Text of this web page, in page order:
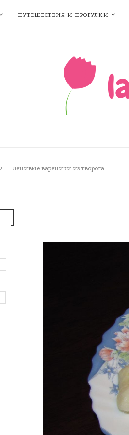
ПУТЕШЕСТВИЯ И ПРОГУЛКИ
Ленивые вареники из творога